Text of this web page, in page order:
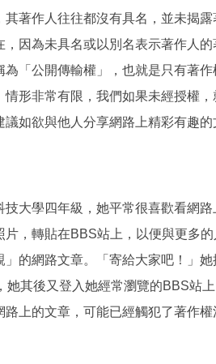
著作人往往都沒有具名，並未揭
因為未具名或以別名表示著作人的
為「公開傳輸權」，也就是只有著
情形非常有限，我們如果未經授權
如欲與他人分享網路上精彩有趣
技大學四年級，她平常很喜歡看網
片，轉貼在BBS站上，以便與更多
」的網路文章。「寄給大家吧！」
她其後又登入她經常瀏覽的BBS站
路上的文章，可能已經觸犯了著